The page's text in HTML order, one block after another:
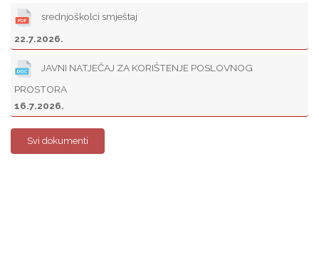
srednjoškolci smještaj
22.7.2026.
JAVNI NATJEČAJ ZA KORIŠTENJE POSLOVNOG
PROSTORA
16.7.2026.
Svi dokumenti